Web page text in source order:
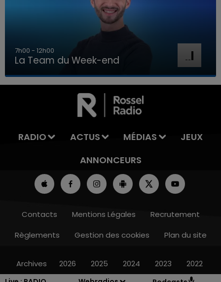
LA TEAM DU WEEK-END
7h00 - 12h00
La Team du Week-end
RADIO ACTUS MÉDIAS
JEUX
ANNONCEURS
Contacts Mentions Légales
Recrutement
Règlements
Gestion des cookies Plan du site
Archives 2026 2025 2024 2023 2022